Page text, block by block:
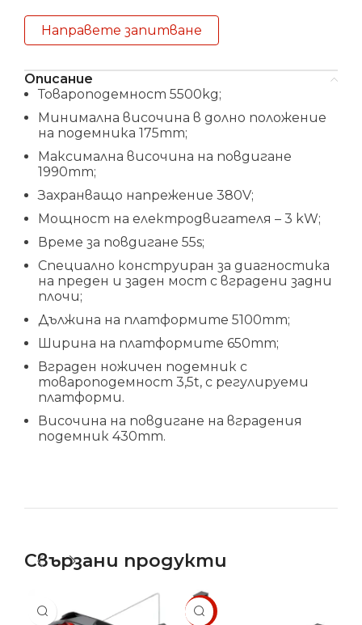
Направете запитване
Описание
Товароподемност 5500kg;
Минимална височина в долно положение
на подемника 175mm;
Mаксимална височина на повдигане
1990mm;
Захранващо напрежение 380V;
Мощност на електродвигателя – 3 kW;
Време за повдигане 55s;
Специално конструиран за диагностика
на преден и заден мост с вградени задни
плочи;
Дължина на платформите 5100mm;
Ширина на платформите 650mm;
Вграден ножичен подемник с
товароподемност 3,5t, с регулируеми
платформи.
Височина на повдигане на вградения
подемник 430mm.
Свързани продукти
SALE